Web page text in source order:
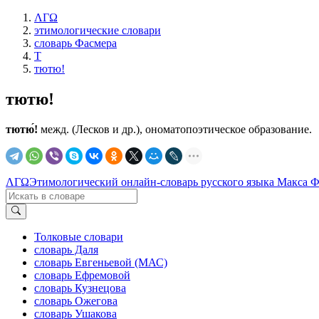
ΛΓΩ
этимологические словари
словарь Фасмера
Т
тютю!
тютю!
тютю́! межд. (Лесков и др.), ономатопоэтическое образование.
ΛΓΩЭтимологический онлайн-словарь русского языка Макса
Толковые словари
словарь Даля
словарь Евгеньевой (МАС)
словарь Ефремовой
словарь Кузнецова
словарь Ожегова
словарь Ушакова